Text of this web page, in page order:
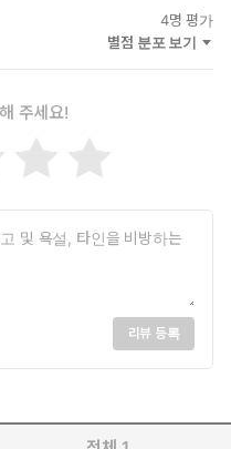
록 비싸게 팔린 적이 없으나
아 안정적인 임대수익을 올릴
방투자에 몰두하다, 가장 부
권 주택시장과 상가시장으
주목받으면서 인프라는 안
다는 2층 이상의 구분상가와
고 투자하여 안정적인 임대
에 주목하여 적은 가격으로
을 때 좋은 가격을 받을 수
익을 거둔다.
투자와 앞으로 절대 망하
투자 그리고 토지투자인 농
4명 평가
별점 분포 보기
주세요!
리뷰 등록